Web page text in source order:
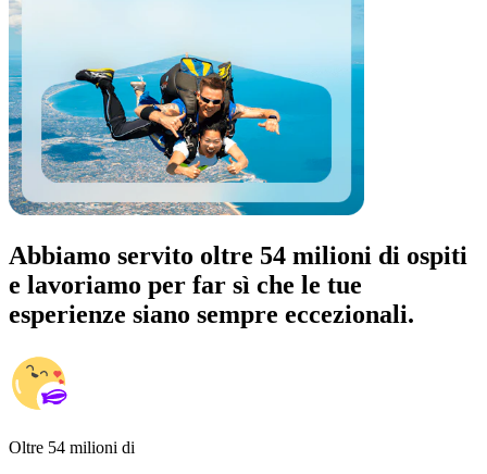
Abbiamo servito oltre 54 milioni di ospiti
e lavoriamo per far sì che le tue
esperienze siano sempre eccezionali.
Oltre 54 milioni di